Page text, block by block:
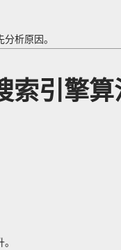
析原因。
索引擎算